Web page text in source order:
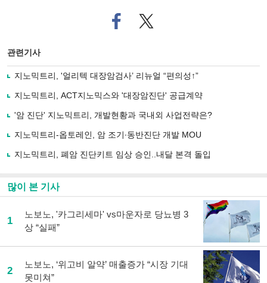
페
이
로
기
사
유
기
트위
터로
관련기사
지노믹트리, '얼리텍 대장암검사’ 리뉴얼 “편의성↑”
지노믹트리, ACT지노믹스와 '대장암진단' 공급계약
'암 진단' 지노믹트리, 개발현황과 국내외 사업전략은?
지노믹트리-옵토레인, 암 조기∙동반진단 개발 MOU
지노믹트리, 폐암 진단키트 임상 승인..내달 본격 돌입
많이 본 기사
1
노보노, '카그리세마' vs마운자로 당뇨병 3
상 “실패”
2
노보노, ‘위고비 알약’ 매출증가 “시장 기대
못미쳐”